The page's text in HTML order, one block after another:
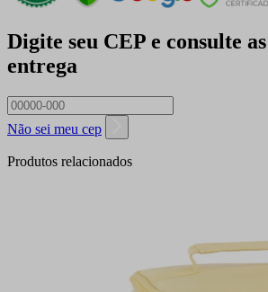
Digite seu CEP e consulte
entrega
Não sei meu cep
Produtos relacionados